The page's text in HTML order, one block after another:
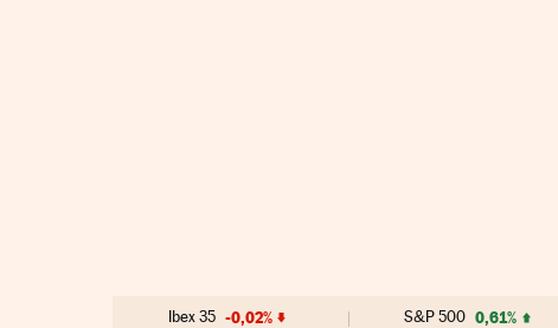
Ibex 35 -0,02% S&P 500 0,61%